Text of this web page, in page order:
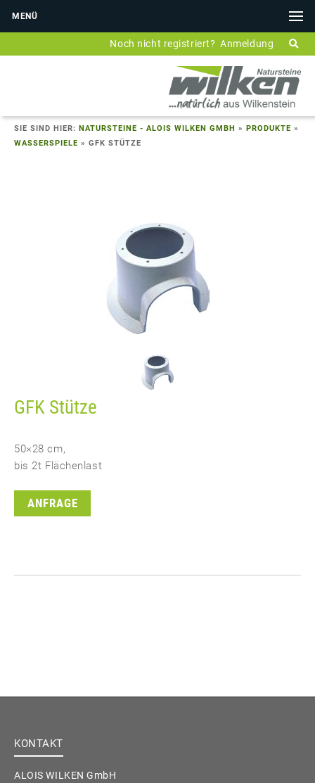
MENÜ
Anmeldung
Noch nicht registriert?
SIE SIND HIER: NATURSTEINE - ALOIS WILKEN GMBH » PRODUKTE »
WASSERSPIELE » GFK STÜTZE
GFK Stütze
50×28 cm,
bis 2t Flächenlast
ANFRAGE
KONTAKT
ALOIS WILKEN GmbH